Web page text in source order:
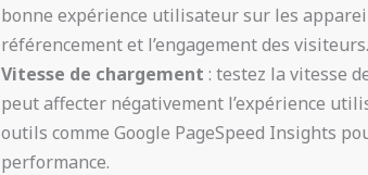
bonne expérience utilisateur sur les
référencement et l’engagement des visiteurs.
Vitesse de chargement : testez la vitesse
peut affecter négativement l’expérience
outils comme Google PageSpeed Insights
performance.